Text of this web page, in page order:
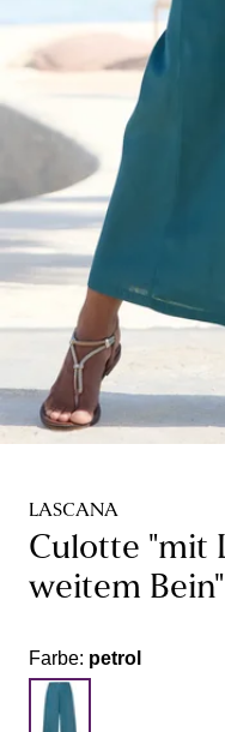
LASCANA
Culotte "mit
weitem Bein"
Farbe: petrol